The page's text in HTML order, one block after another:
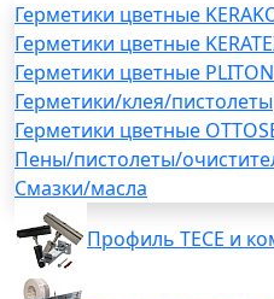
Герметики цветные
Герметики цветные
Герметики цветные
Герметики/клея/пистолеты
Герметики цветные
Пены/пистолеты/
Смазки/масла
Профиль TECE и